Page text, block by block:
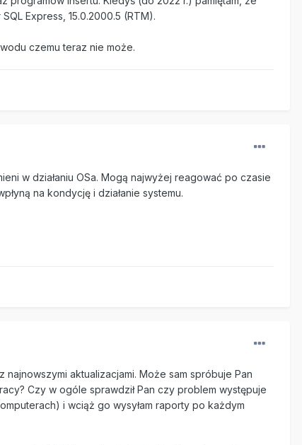
Express, 15.0.2000.5 (RTM).
czemu teraz nie może.
w działaniu OSa. Mogą najwyżej reagować po czasie
na kondycję i działanie systemu.
aktualizacjami. Może sam spróbuje Pan
Czy w ogóle sprawdził Pan czy problem występuje
i wciąż go wysyłam raporty po każdym